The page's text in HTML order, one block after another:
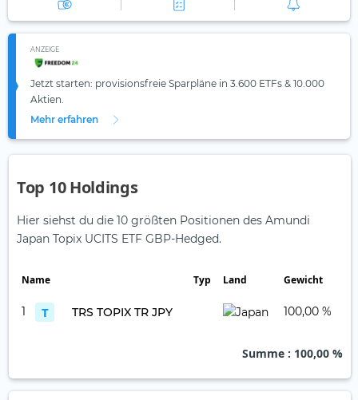
ANZEIGE
Jetzt starten: provisionsfreie Sparpläne in 3.600 ETFs & 10.000
Aktien.
Mehr erfahren
Top 10 Holdings
Hier siehst du die 10 größten Positionen des Amundi
Japan Topix UCITS ETF GBP-Hedged.
Name Typ Land Gewicht
1 T TRS TOPIX TR JPY 100,00 %
Summe : 100,00 %